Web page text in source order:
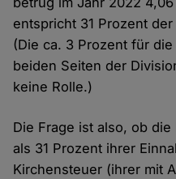
entspricht 31 Prozent
(Die ca. 3 Prozent für
beiden Seiten der
keine Rolle.)
Die Frage ist also, ob
als 31 Prozent ihrer
Kirchensteuer (ihrer mit